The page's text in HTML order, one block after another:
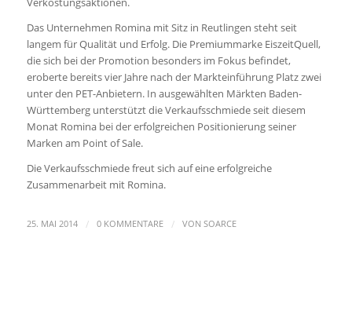
Das Unternehmen Romina mit Sitz in Reutlingen steht seit
langem für Qualität und Erfolg. Die Premiummarke EiszeitQuell,
die sich bei der Promotion besonders im Fokus befindet,
eroberte bereits vier Jahre nach der Markteinführung Platz zwei
unter den PET-Anbietern. In ausgewählten Märkten Baden-
Württemberg unterstützt die Verkaufsschmiede seit diesem
Monat Romina bei der erfolgreichen Positionierung seiner
Marken am Point of Sale.
Die Verkaufsschmiede freut sich auf eine erfolgreiche
Zusammenarbeit mit Romina.
25. MAI 2014 / 0 KOMMENTARE / VON SOARCE